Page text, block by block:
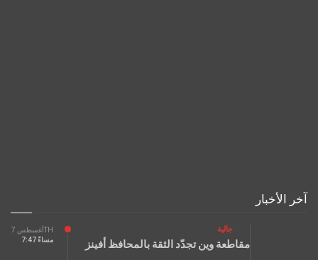
آخر الأخبار
أغسطس 7TH
7:47 مساءً
جالية
مقاطعة وين تجدّد الثقة بالمحافظ أفينز